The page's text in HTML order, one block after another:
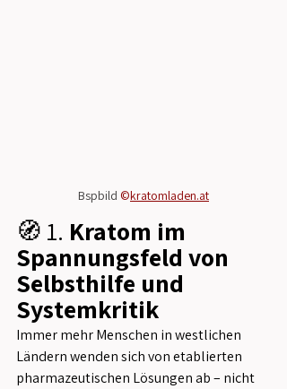
Bspbild ©kratomladen.at
🧭 1. Kratom im
Spannungsfeld von
Selbsthilfe und
Systemkritik
Immer mehr Menschen in westlichen
Ländern wenden sich von etablierten
pharmazeutischen Lösungen ab – nicht